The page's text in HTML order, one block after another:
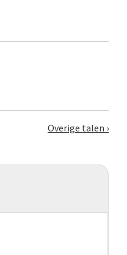
Overige talen